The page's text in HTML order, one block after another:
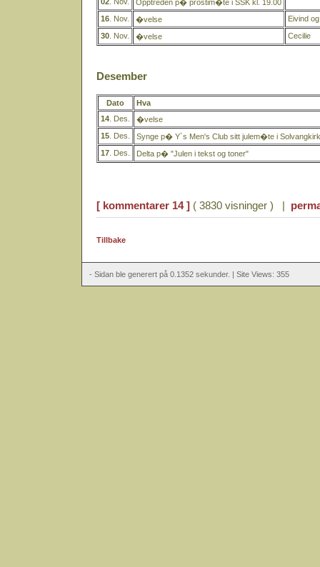
Opptreden p� prostim�te i SSK kl. 19.00
16 . Nov. �velse
Eivind
30 . Nov. �velse Cecilie
Desember
Dato
Hva
14 . Des.
�velse
15 . Des.
Synge p� Y`s Men's Club sitt julem�te i
17 . Des. Delta p� "Julen i tekst og toner"
[ kommentarer 14 ] ( 3830 visninger ) |
Tillbake
- Sidan ble generert på 0.1352 sekunder. | Site Views: 355